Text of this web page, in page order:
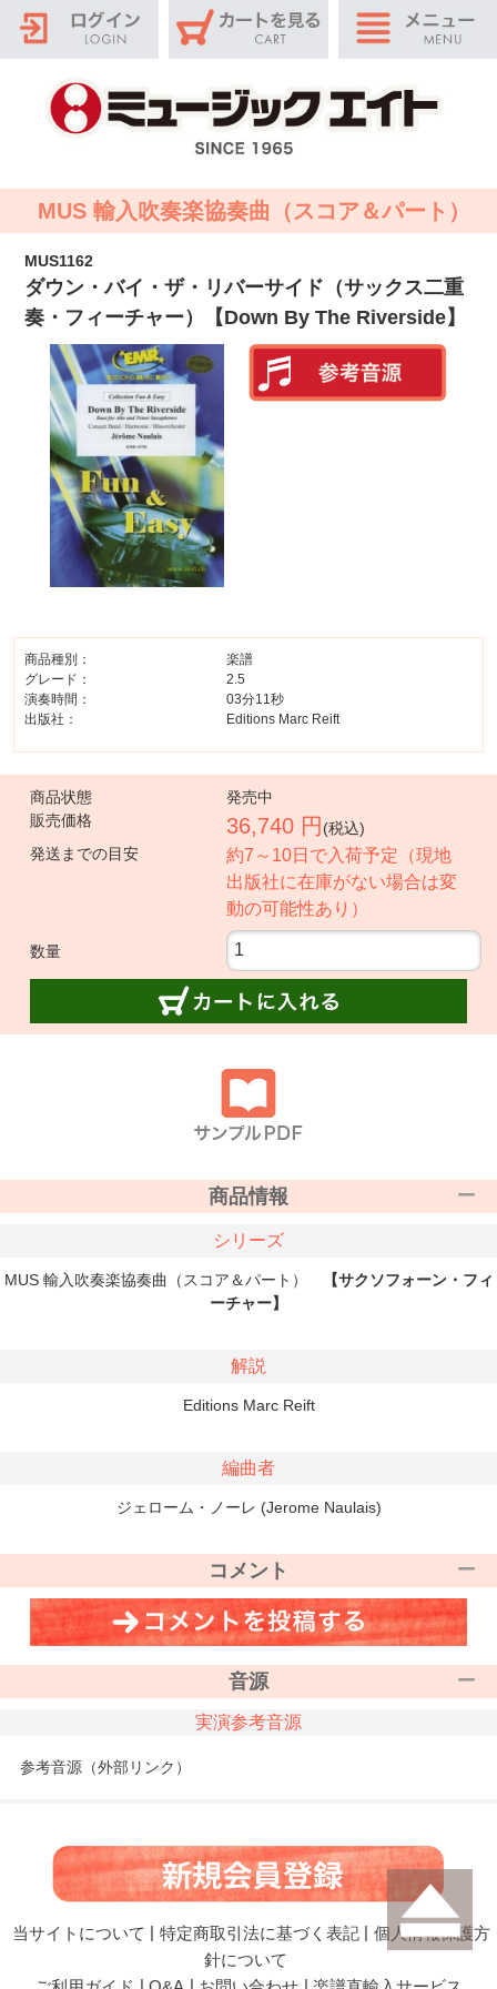
MUS 輸入吹奏楽協奏曲（スコア＆パート）
MUS1162
ダウン・バイ・ザ・リバーサイド（サックス二重
奏・フィーチャー）【Down By The Riverside】
商品種別：
楽譜
グレード：
2.5
演奏時間：
03分11秒
出版社：
Editions Marc Reift
商品状態
発売中
販売価格
36,740 円 (税込)
発送までの目安
約7～10日で入荷予定（現地
出版社に在庫がない場合は変
動の可能性あり）
数量
商品情報
シリーズ
MUS 輸入吹奏楽協奏曲（スコア＆パート）
【サクソフォーン・フィ
ーチャー】
解説
Editions Marc Reift
編曲者
ジェローム・ノーレ (Jerome Naulais)
コメント
音源
実演参考音源
参考音源（外部リンク）
当サイトについて | 特定商取引法に基づく表記 | 個人情報保護方
針について